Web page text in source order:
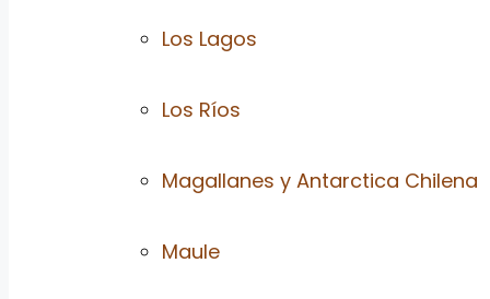
Los Lagos
Los Ríos
Magallanes y Antarctica Chilena
Maule